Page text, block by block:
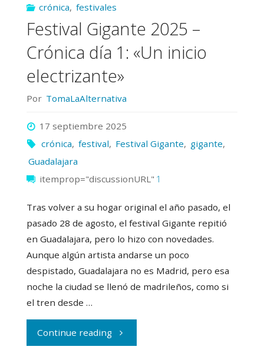
«Carolina
Durante
el
crónica, festivales
Festival Gigante 2025 –
Crónica día 1: «Un inicio
electrizante»
Por TomaLaAlternativa
17 septiembre 2025
crónica, festival, Festival Gigante, gigante,
Guadalajara
itemprop="discussionURL" 1
Tras volver a su hogar original el año pasado, el
pasado 28 de agosto, el festival Gigante repitió
en Guadalajara, pero lo hizo con novedades.
Aunque algún artista andarse un poco
despistado, Guadalajara no es Madrid, pero esa
noche la ciudad se llenó de madrileños, como si
el tren desde …
Continue reading"Festival